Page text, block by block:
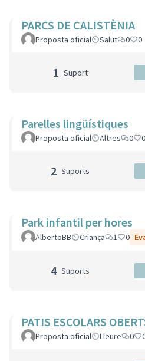
PARCS DE CALISTÈNIA
Proposta oficial Salut 0 0
1 Suport
Parelles lingüístiques
Proposta oficial Altres 0 0
2 Suports
Park infantil per hores
AlbertoBB Criança 1 0
4 Suports
PATIS ESCOLARS
Proposta oficial Lleure 0